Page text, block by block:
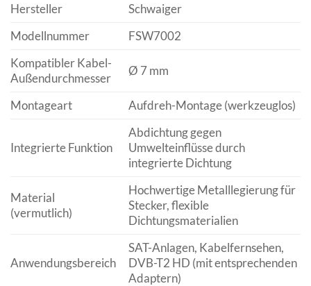
Hersteller
Schwaiger
Modellnummer
FSW7002
Kompatibler Kabel-
Außendurchmesser
Ø 7 mm
Montageart Aufdreh-Montage (werkzeuglos)
Integrierte Funktion
Abdichtung gegen
Umwelteinflüsse durch
integrierte Dichtung
Material
(vermutlich)
Hochwertige Metalllegierung für
Stecker, flexible
Dichtungsmaterialien
Anwendungsbereich
SAT-Anlagen, Kabelfernsehen,
DVB-T2 HD (mit entsprechenden
Adaptern)